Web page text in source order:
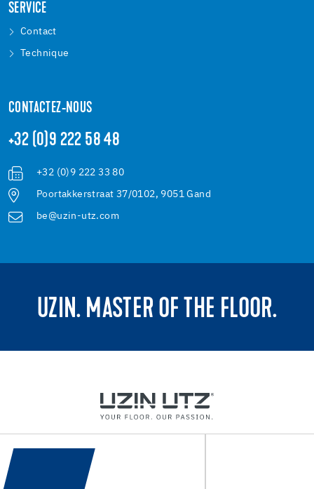
SERVICE
Contact
Technique
CONTACTEZ-NOUS
+32 (0)9 222 58 48
+32 (0)9 222 33 80
Poortakkerstraat 37/0102, 9051 Gand
be@uzin-utz.com
UZIN. MASTER OF THE FLOOR.